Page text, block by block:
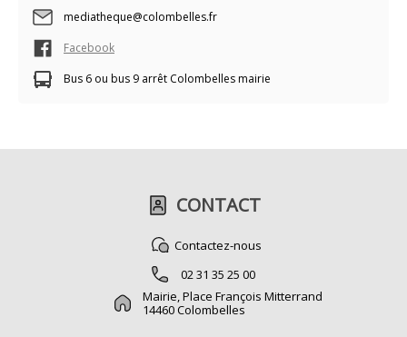
mediatheque@colombelles.fr
Facebook
Bus 6 ou bus 9 arrêt Colombelles mairie
CONTACT
Contactez-nous
02 31 35 25 00
Mairie, Place François Mitterrand
14460 Colombelles